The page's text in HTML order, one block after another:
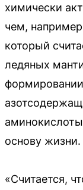
химически
чем,
который
ледяных
основу жизни.
«Считается,